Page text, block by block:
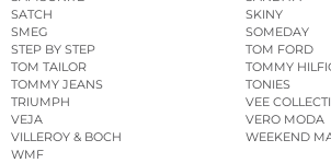
SATCH
SKINY
SMEG
SOMEDAY
STEP BY STEP
TOM FORD
TOM TAILOR
TOMMY
TOMMY JEANS
TONIES
TRIUMPH
VEE
VEJA
VERO MODA
VILLEROY & BOCH
WEEKEND
WMF